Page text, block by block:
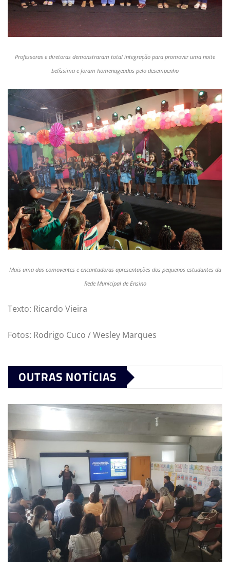
Professoras e diretoras demonstraram total integração para promover uma noite
belíssima e foram homenageadas pelo desempenho
Mais uma das comoventes e encantadoras apresentações dos pequenos estudantes da
Rede Municipal de Ensino
Texto: Ricardo Vieira
Fotos: Rodrigo Cuco / Wesley Marques
OUTRAS NOTÍCIAS